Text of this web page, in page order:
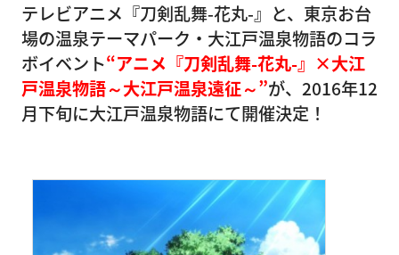
テレビアニメ『刀剣乱舞-花丸-』と、東京お台
場の温泉テーマパーク・大江戸温泉物語のコラ
ボイベント“アニメ『刀剣乱舞-花丸-』×大江
戸温泉物語～大江戸温泉遠征～”が、2016年12
月下旬に大江戸温泉物語にて開催決定！